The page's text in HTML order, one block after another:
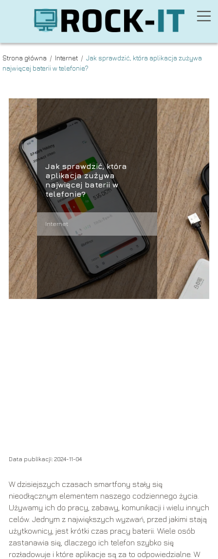
Strona główna / Internet / Jak sprawdzić, która aplikacja zużywa
najwięcej baterii w telefonie?
Jak sprawdzić, która
aplikacja zużywa
najwięcej baterii w
telefonie?
Internet
Data publikacji: 2024-11-04
W dzisiejszych czasach smartfony stały się
nieodłącznym elementem naszego codziennego życia.
Używamy ich do pracy, zabawy, komunikacji i wielu innych
celów. Jednym z największych wyzwań, przed jakimi stają
użytkownicy, jest krótki czas pracy baterii. Wiele osób
zastanawia się, dlaczego ich telefon szybko się
rozładowuje i które aplikacje są za to odpowiedzialne. W